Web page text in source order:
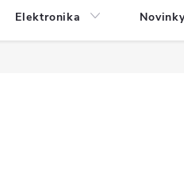
Elektronika